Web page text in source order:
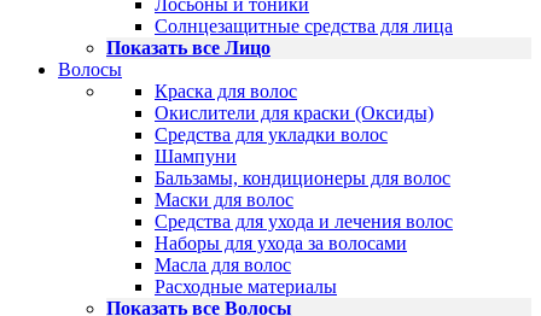
Лосьоны и тоники
Солнцезащитные средства для лица
Показать все Лицо
Волосы
Краска для волос
Окислители для краски (Оксиды)
Средства для укладки волос
Шампуни
Бальзамы, кондиционеры для волос
Маски для волос
Средства для ухода и лечения волос
Наборы для ухода за волосами
Масла для волос
Расходные материалы
Показать все Волосы